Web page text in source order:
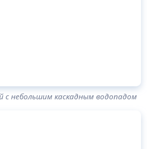
с небольшим каскадным водопадом